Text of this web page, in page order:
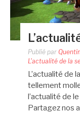
Publié par
L'actualité de la
L’actualité de
tellement
l’actualité de
Partagez nos